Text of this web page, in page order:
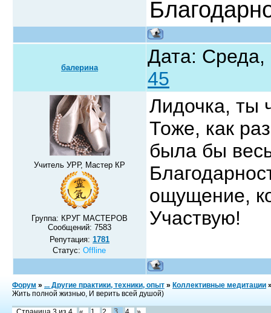
балерина
Дата:
45
Учитель УРР, Мастер КР
Группа: КРУГ МАСТЕРОВ
Сообщений: 7583
Репутация: 1781
Статус:Offline
Лидочка, ты
Тоже, как
была бы
ощущение,
Участвую!
Форум » ... Другие практики, техники, опыт » Коллективные медитации
Жить полной жизнью, И верить всей душой)